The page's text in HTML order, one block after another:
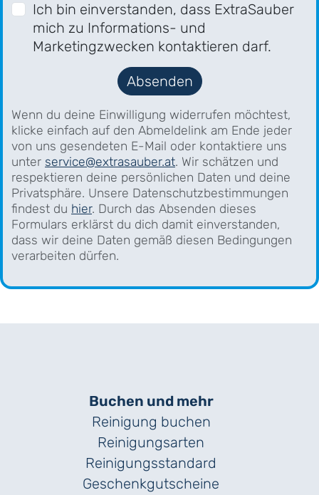
Ich bin einverstanden, dass ExtraSauber
mich zu Informations- und
Marketingzwecken kontaktieren darf.
Absenden
Wenn du deine Einwilligung widerrufen möchtest,
klicke einfach auf den Abmeldelink am Ende jeder
von uns gesendeten E-Mail oder kontaktiere uns
unter service@extrasauber.at. Wir schätzen und
respektieren deine persönlichen Daten und deine
Privatsphäre. Unsere Datenschutzbestimmungen
findest du hier. Durch das Absenden dieses
Formulars erklärst du dich damit einverstanden,
dass wir deine Daten gemäß diesen Bedingungen
verarbeiten dürfen.
Buchen und mehr
Reinigung buchen
Reinigungsarten
Reinigungs­standard
Geschenk­gutscheine